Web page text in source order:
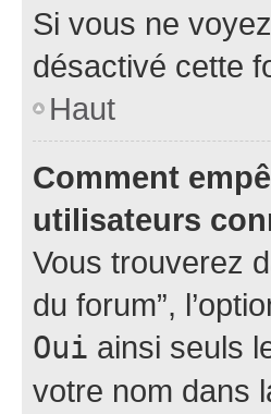
Si vous ne
désactivé cette
Haut
Comment
utilisateurs
Vous trouverez
du forum”,
Oui ainsi seuls
votre nom dans